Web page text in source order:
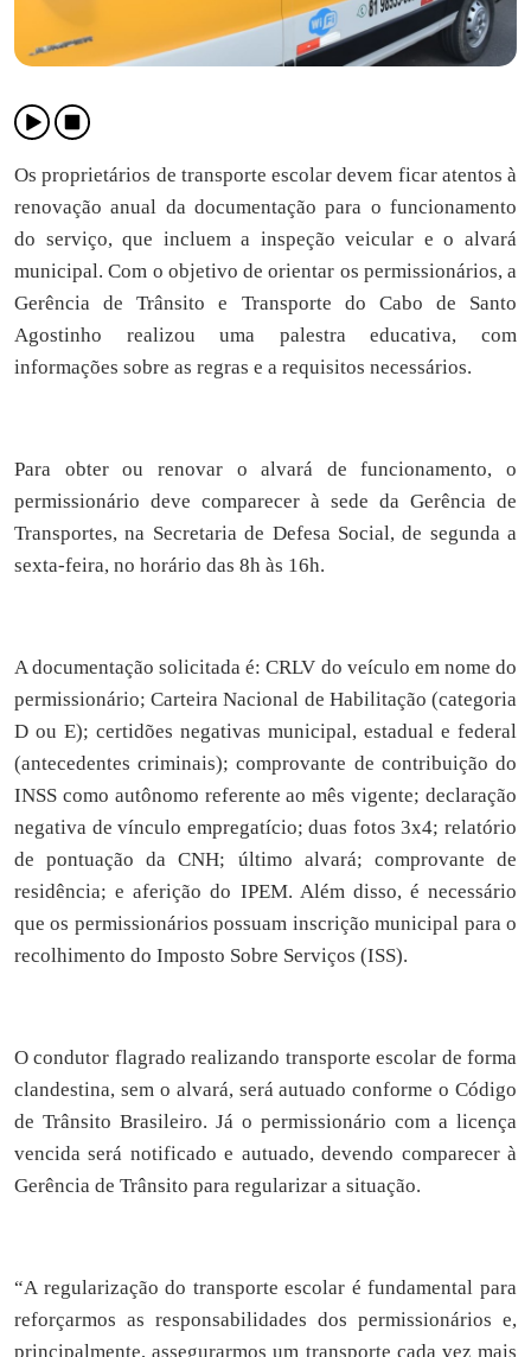
Os proprietários de transporte escolar devem ficar atentos à
renovação anual da documentação para o funcionamento
do serviço, que incluem a inspeção veicular e o alvará
municipal. Com o objetivo de orientar os permissionários, a
Gerência de Trânsito e Transporte do Cabo de Santo
Agostinho realizou uma palestra educativa, com
informações sobre as regras e a requisitos necessários.
Para obter ou renovar o alvará de funcionamento, o
permissionário deve comparecer à sede da Gerência de
Transportes, na Secretaria de Defesa Social, de segunda a
sexta-feira, no horário das 8h às 16h.
A documentação solicitada é: CRLV do veículo em nome do
permissionário; Carteira Nacional de Habilitação (categoria
D ou E); certidões negativas municipal, estadual e federal
(antecedentes criminais); comprovante de contribuição do
INSS como autônomo referente ao mês vigente; declaração
negativa de vínculo empregatício; duas fotos 3x4; relatório
de pontuação da CNH; último alvará; comprovante de
residência; e aferição do IPEM. Além disso, é necessário
que os permissionários possuam inscrição municipal para o
recolhimento do Imposto Sobre Serviços (ISS).
O condutor flagrado realizando transporte escolar de forma
clandestina, sem o alvará, será autuado conforme o Código
de Trânsito Brasileiro. Já o permissionário com a licença
vencida será notificado e autuado, devendo comparecer à
Gerência de Trânsito para regularizar a situação.
“A regularização do transporte escolar é fundamental para
reforçarmos as responsabilidades dos permissionários e,
principalmente, assegurarmos um transporte cada vez mais